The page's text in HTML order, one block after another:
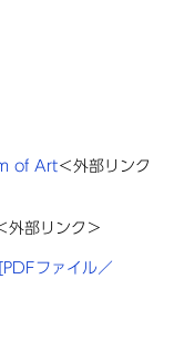
of Art＜外部リンク
外部リンク＞
ファイル／